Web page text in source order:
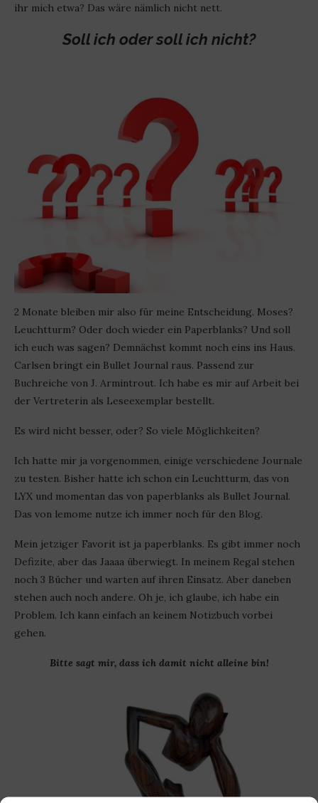
ihr mich etwa? Das wäre nämlich nicht nett.
Soll ich oder soll ich nicht?
2 Monate bleiben mir also für meine Entscheidung. Moses?
Leuchtturm? Oder doch wieder ein Paperblanks? Und soll
ich euch was sagen? Demnächst kommt noch eins ins Haus.
Carlsen bringt ein Bullet Journal raus. Passend zur
Buchreiche von J. Armintrout. Ich habe es mir auf Arbeit bei
der Vertreterin als Leseexemplar bestellt.
Es wird nicht besser, oder? So viele Möglichkeiten?
Ich hatte mir ja vorgenommen, einige verschiedene Journale
zu testen. Bisher hatte ich schon ein Leuchtturm, das von
LYX und momentan das von paperblanks als Bullet Journal.
Das von lemome nutze ich immer noch für den Blog.
Mein jetziger Favorit ist ja paperblanks. Es gibt immer noch
Defizite, aber das Jaaaa überwiegt. In meinem Regal stehen
noch 3 Bücher und warten auf ihren Einsatz. Aber daneben
stehen auch noch andere. Oh je, ich glaube, ich habe ein
Problem. Ich kann einfach an keinem Notizbuch vorbei
gehen.
Bitte sagt mir, dass ich damit nicht alleine bin!